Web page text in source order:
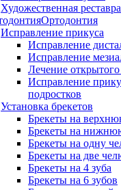
Художественная
Ортодонтия
Исправление прикуса
Исправление
Исправление
Лечение
Исправление
подростков
Установка брекетов
Брекеты на
Брекеты на
Брекеты на одну
Брекеты на две
Брекеты на 4 зуба
Брекеты на 6 зубов